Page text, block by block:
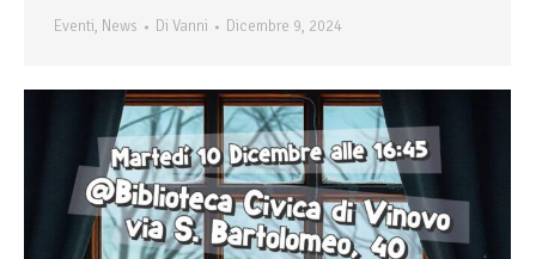
Eventi, News Di Vanni Dicembre 9, 2024